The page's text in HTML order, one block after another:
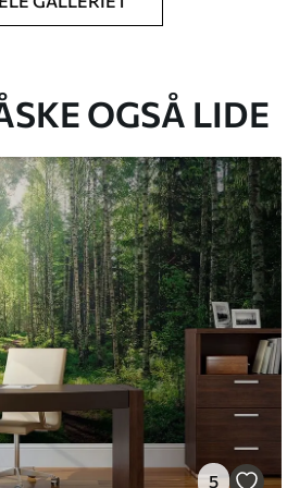
i identiske
OGSÅ LIDE
5